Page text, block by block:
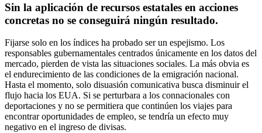
Sin la aplicación de recursos estatales en acciones
concretas no se conseguirá ningún resultado.
Fijarse solo en los índices ha probado ser un espejismo. Los
responsables gubernamentales centrados únicamente en los datos del
mercado, pierden de vista las situaciones sociales. La más obvia es
el endurecimiento de las condiciones de la emigración nacional.
Hasta el momento, solo disuasión comunicativa busca disminuir el
flujo hacia los EUA. Si se perturbara a los connacionales con
deportaciones y no se permitiera que continúen los viajes para
encontrar oportunidades de empleo, se tendría un efecto muy
negativo en el ingreso de divisas.